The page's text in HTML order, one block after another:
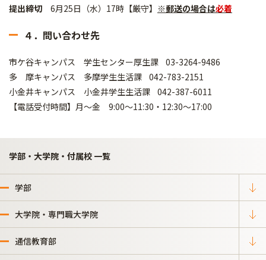
提出締切 6月25日（水）17時【厳守】 ※郵送の場合は必着
４．問い合わせ先
市ケ谷キャンパス 学生センター厚生課 03-3264-9486
多 摩キャンパス 多摩学生生活課 042-783-2151
小金井キャンパス 小金井学生生活課 042-387-6011
【電話受付時間】月～金 9:00～11:30・12:30～17:00
学部・大学院・付属校 一覧
学部
大学院・専門職大学院
通信教育部